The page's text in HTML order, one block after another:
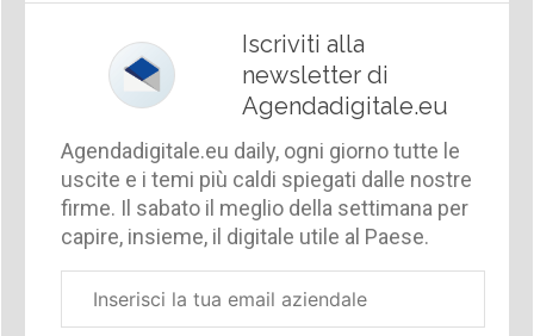
Iscriviti alla
newsletter di
Agendadigitale.eu
Agendadigitale.eu daily, ogni giorno tutte le
uscite e i temi più caldi spiegati dalle nostre
firme. Il sabato il meglio della settimana per
capire, insieme, il digitale utile al Paese.
aziendale